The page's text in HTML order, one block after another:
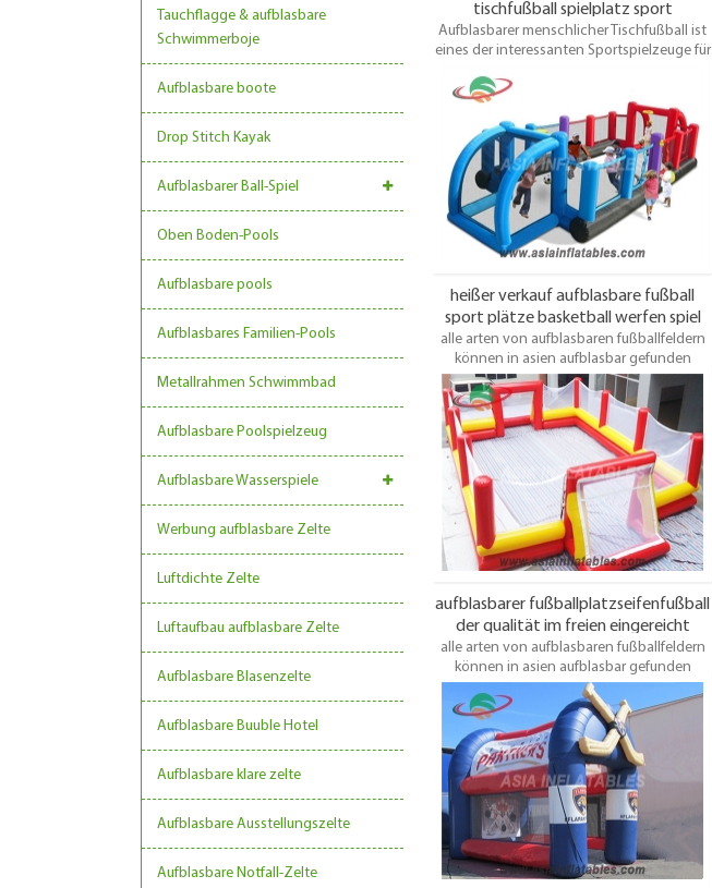
Tauchflagge & aufblasbare
Schwimmerboje
Aufblasbare boote
Drop Stitch Kayak
Aufblasbarer Ball-Spiel
Oben Boden-Pools
Aufblasbare pools
Aufblasbares Familien-Pools
Metallrahmen Schwimmbad
Aufblasbare Poolspielzeug
Aufblasbare Wasserspiele
Werbung aufblasbare Zelte
Luftdichte Zelte
Luftaufbau aufblasbare Zelte
Aufblasbare Blasenzelte
Aufblasbare Buuble Hotel
Aufblasbare klare zelte
Aufblasbare Ausstellungszelte
Aufblasbare Notfall-Zelte
tischfußball spielplatz sport
Aufblasbarer menschlicher Tischfußball ist
eines der interessanten Sportspielzeuge für
sondern auch für Erwachsene. Wir verkaufen
auch aufblasbare Kletterwand, aufblasbaren
Fußballkick, aufblasbares Basketballspiel,
aufblasbaren Schlauchhockey, der zum
Spaß sehr aufregend ist.
heißer verkauf aufblasbare fußball
sport plätze basketball werfen spiel
alle arten von aufblasbaren fußballfeldern
können in asien aufblasbar gefunden
werden. Einige sind groß, einige sind klein,
einige sind für die Unterhaltung im Freien
geeignet, einige sind für den Gartenspaß
geeignet, einige können im Haus verwendet
werden, einige sind für Erwachsene, einige
sind für Kinder. Egal welches Fußballfeld Sie
benötigen, Asia bietet Ihnen die besten
Produkte und Dienstleistungen.
aufblasbarer fußballplatzseifenfußball
der qualität im freien eingereicht
alle arten von aufblasbaren fußballfeldern
können in asien aufblasbar gefunden
werden. Einige sind groß, einige sind klein,
einige sind für die Unterhaltung im Freien
geeignet, einige sind für den Gartenspaß
geeignet, einige können im Haus verwendet
werden, einige sind für Erwachsene, einige
sind für Kinder. Egal welches Fußballfeld Sie
benötigen, Asia bietet Ihnen die besten
Produkte und Dienstleistungen.